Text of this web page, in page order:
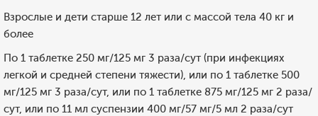
Взрослые и дети старше 12 лет или с массой тела 40 кг и
более
По 1 таблетке 250 мг/125 мг 3 раза/сут (при инфекциях
легкой и средней степени тяжести), или по 1 таблетке 500
мг/125 мг 3 раза/сут, или по 1 таблетке 875 мг/125 мг 2 раза/
сут, или по 11 мл суспензии 400 мг/57 мг/5 мл 2 раза/сут